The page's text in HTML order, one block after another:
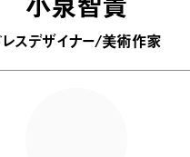
レスデザイナー/美術作家